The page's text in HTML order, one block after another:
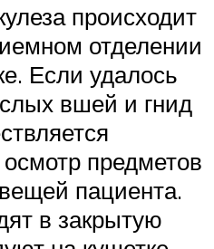
происходит
отделении
Если удалось
вшей и гнид
предметов
пациента.
в закрытую